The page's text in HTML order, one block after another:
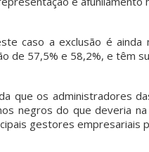
caso a exclusão é
de 57,5% e 58,2%, e têm
que os administradores
negros do que deveria
gestores empresariais
pvmulher
pvmulher